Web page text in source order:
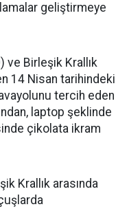
geliştirmeye
ve Birleşik Krallık
14 Nisan tarihindeki
tercih eden
laptop şeklinde
çikolata ikram
Krallık arasında